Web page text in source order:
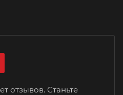
отзывов. Станьте